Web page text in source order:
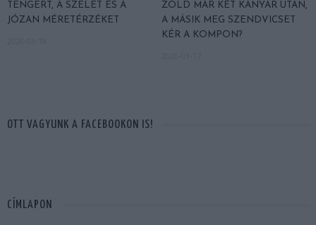
TENGERT, A SZELET ÉS A
JÓZAN MÉRETÉRZÉKET
ZÖLD MÁR KÉT KANYAR UTÁN,
A MÁSIK MEG SZENDVICSET
KÉR A KOMPON?
OTT VAGYUNK A FACEBOOKON IS!
CÍMLAPON